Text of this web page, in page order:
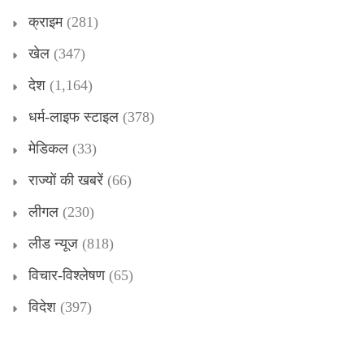
क्राइम(281)
खेल (347)
देश (1,164)
धर्म-लाइफ स्टाइल (378)
मेडिकल (33)
राज्यों की खबरें (66)
लीगल (230)
लीड न्यूज (818)
विचार-विश्लेषण(65)
विदेश (397)